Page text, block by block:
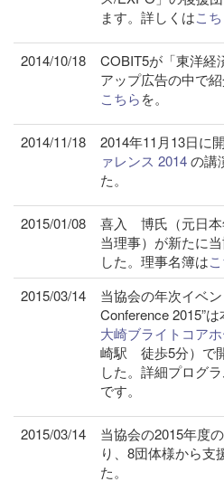
ます。詳しくはこ
2014/10/18
COBIT5が「東洋経
アップ広告の中で
こちらを。
2014/11/18 2014年11月13日に
ァレンス 2014の講
た。
2015/01/08
喜入 博氏（元日本
当理事）が新たに
した。理事名簿は
2015/03/14
当協会の年次イベ
Conference 2015”
大崎ブライトコア
崎駅 徒歩5分）で
した。詳細プログ
です。
2015/03/14
当協会の2015年度
り、8団体様から支
た。